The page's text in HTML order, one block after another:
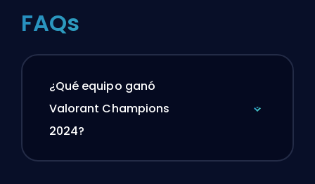
FAQs
¿Qué equipo ganó
Valorant Champions
2024?